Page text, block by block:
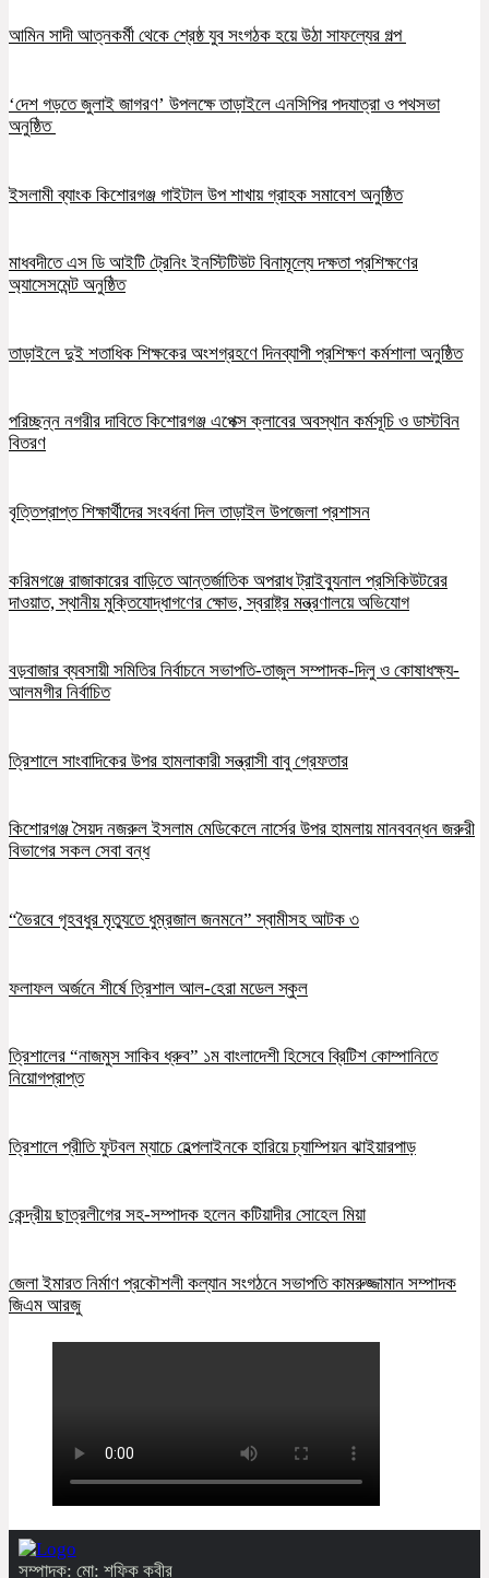
আমিন সাদী আত্নকর্মী থেকে শ্রেষ্ঠ যুব সংগঠক হয়ে উঠা সাফল্যের গল্প
‘দেশ গড়তে জুলাই জাগরণ’ উপলক্ষে তাড়াইলে এনসিপির পদযাত্রা ও পথসভা
অনুষ্ঠিত
ইসলামী ব্যাংক কিশোরগঞ্জ গাইটাল উপ শাখায় গ্রাহক সমাবেশ অনুষ্ঠিত
মাধবদীতে এস ডি আইটি ট্রেনিং ইনস্টিটিউট বিনামূল্যে দক্ষতা প্রশিক্ষণের
অ্যাসেসমেন্ট অনুষ্ঠিত
তাড়াইলে দুই শতাধিক শিক্ষকের অংশগ্রহণে দিনব্যাপী প্রশিক্ষণ কর্মশালা অনুষ্ঠিত
পরিচ্ছন্ন নগরীর দাবিতে কিশোরগঞ্জ এপেক্স ক্লাবের অবস্থান কর্মসূচি ও ডাস্টবিন
বিতরণ
বৃত্তিপ্রাপ্ত শিক্ষার্থীদের সংবর্ধনা দিল তাড়াইল উপজেলা প্রশাসন
করিমগঞ্জে রাজাকারের বাড়িতে আন্তর্জাতিক অপরাধ ট্রাইব্যুনাল প্রসিকিউটরের
দাওয়াত, স্থানীয় মুক্তিযোদ্ধাগণের ক্ষোভ, স্বরাষ্ট্র মন্ত্রণালয়ে অভিযোগ
বড়বাজার ব্যবসায়ী সমিতির নির্বাচনে সভাপতি-তাজুল সম্পাদক-দিলু ও কোষাধক্ষ্য-
আলমগীর নির্বাচিত
ত্রিশালে সাংবাদিকের উপর হামলাকারী সন্ত্রাসী বাবু গ্রেফতার
কিশোরগঞ্জ সৈয়দ নজরুল ইসলাম মেডিকেলে নার্সের উপর হামলায় মানববন্ধন জরুরী
বিভাগের সকল সেবা বন্ধ
“ভৈরবে গৃহবধুর মৃত্যুতে ধুম্রজাল জনমনে” স্বামীসহ আটক ৩
ফলাফল অর্জনে শীর্ষে ত্রিশাল আল-হেরা মডেল স্কুল
ত্রিশালের “নাজমুস সাকিব ধ্রুব” ১ম বাংলাদেশী হিসেবে ব্রিটিশ কোম্পানিতে
নিয়োগপ্রাপ্ত
ত্রিশালে প্রীতি ফুটবল ম্যাচে হেল্পলাইনকে হারিয়ে চ্যাম্পিয়ন ঝাইয়ারপাড়
কেন্দ্রীয় ছাত্রলীগের সহ-সম্পাদক হলেন কটিয়াদীর সোহেল মিয়া
জেলা ইমারত নির্মাণ প্রকৌশলী কল্যান সংগঠনে সভাপতি কামরুজ্জামান সম্পাদক
জিএম আরজু
সম্পাদক: মো: শফিক কবীর